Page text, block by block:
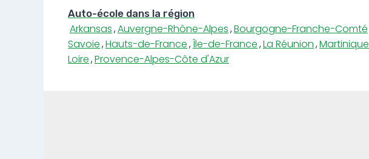
Auto-école dans la région
Arkansas,Auvergne-Rhône-Alpes,Bourgogne-Franche-Comté
Savoie,Hauts-de-France,Île-de-France,La Réunion,Martinique
Loire,Provence-Alpes-Côte d'Azur